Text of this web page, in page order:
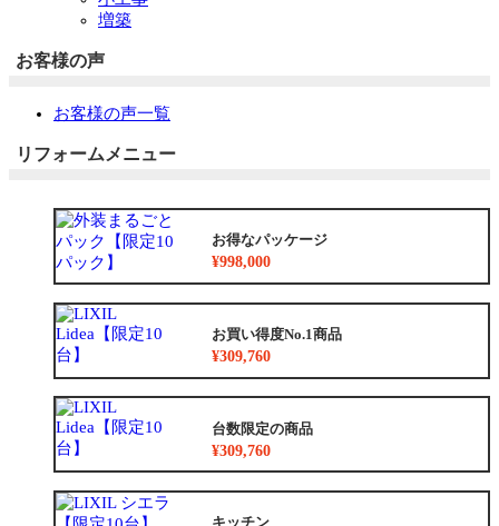
増築
お客様の声
お客様の声一覧
リフォームメニュー
お得なパッケージ
¥998,000
お買い得度No.1商品
¥309,760
台数限定の商品
¥309,760
キッチン